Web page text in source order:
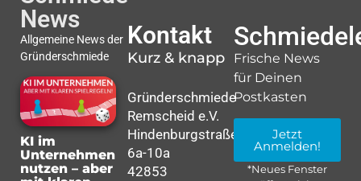
News
Allgemeine News der
Gründerschmiede
KI im
Unternehmen
nutzen – aber
Kontakt
Kurz & knapp
Gründerschmiede
Remscheid e.V.
Hindenburgstraße
6a-10a
42853
Frische News
für Deinen
Postkasten
Jetzt
Anmelden!
*Neues Fenster